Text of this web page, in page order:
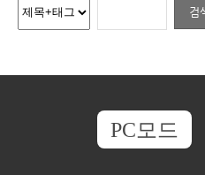
PC모드